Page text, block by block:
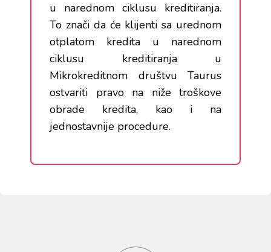
u narednom ciklusu kreditiranja.
To znači da će klijenti sa urednom
otplatom kredita u narednom
ciklusu kreditiranja u
Mikrokreditnom društvu Taurus
ostvariti pravo na niže troškove
obrade kredita, kao i na
jednostavnije procedure.